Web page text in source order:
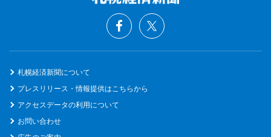
札幌経済新聞について
プレスリリース・情報提供はこちらから
アクセスデータの利用について
お問い合わせ